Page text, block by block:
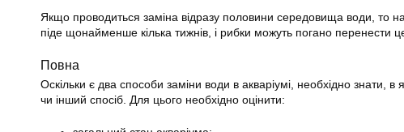
Якщо проводиться заміна відразу половини середовища води, то
піде щонайменше кілька тижнів, і рибки можуть погано перенести
Повна
Оскільки є два способи заміни води в акваріумі , необхідно знати, в
чи інший спосіб. Для цього необхідно оцінити: